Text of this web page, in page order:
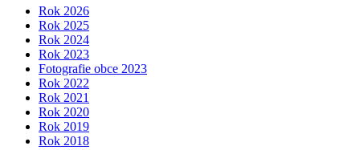
Rok 2026
Rok 2025
Rok 2024
Rok 2023
Fotografie obce 2023
Rok 2022
Rok 2021
Rok 2020
Rok 2019
Rok 2018